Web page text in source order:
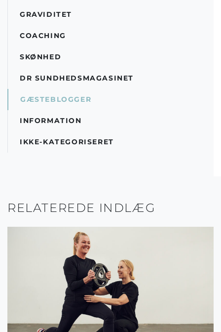
GRAVIDITET
COACHING
SKØNHED
DR SUNDHEDSMAGASINET
GÆSTEBLOGGER
INFORMATION
IKKE-KATEGORISERET
RELATEREDE INDLÆG